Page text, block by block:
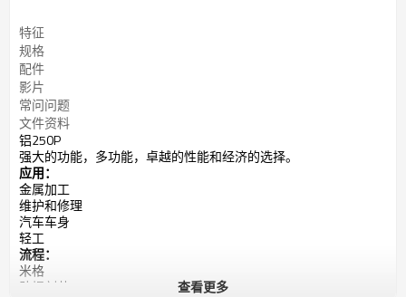
特征
规格
配件
影片
常问问题
文件资料
铝250P
强大的功能，多功能，卓越的性能和经济的选择。
应用：
金属加工
维护和修理
汽车车身
轻工
流程：
米格
助焊剂芯
查看更多